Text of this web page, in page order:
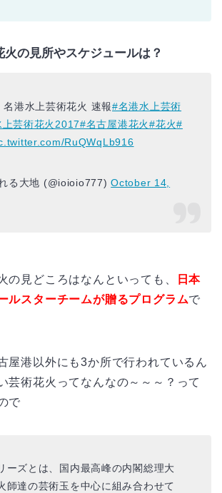
の見所やスケジュールは？
港水上芸術花火 速報#名港水上芸術
上芸術花火2017#名古屋港花火#花火#
RuQWqLb916
る大地 (@ioioio777)October 14,
の見どころはなんといっても、
日本
ルスターチームが贈るプログラムで
屋港以外にも3か所で行われているん
芸術花火ってなんなの～～～？って
で
ーズとは、国内最高峰の内閣総理大
師達の芸術玉を中心に組み合わせて